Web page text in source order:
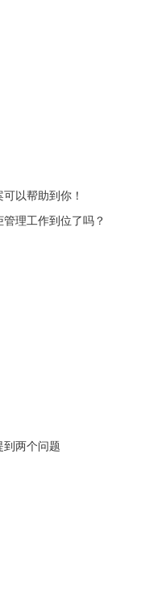
以帮助到你！
理工作到位了吗？
到两个问题